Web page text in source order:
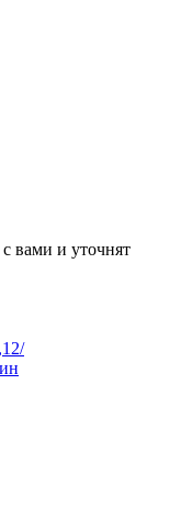
вами и уточнят